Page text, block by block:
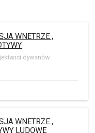
dywanów.